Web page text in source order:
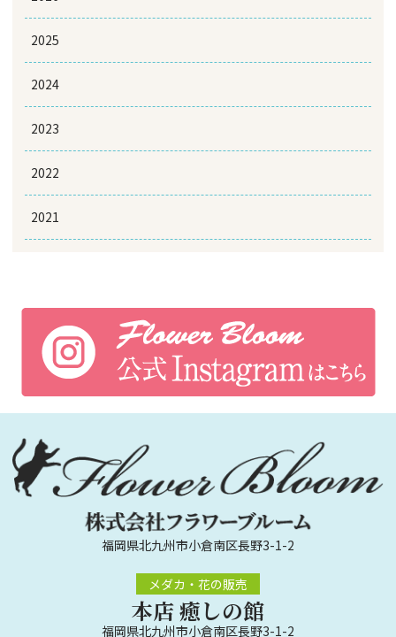
2025
2024
2023
2022
2021
福岡県北九州市小倉南区長野3-1-2
メダカ・花の販売
本店 癒しの館
福岡県北九州市小倉南区長野3-1-2